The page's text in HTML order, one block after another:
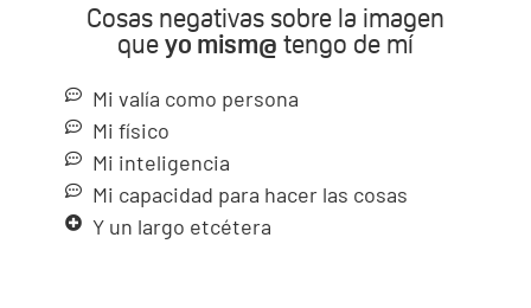
Cosas negativas sobre la imagen
queyo mism@ tengo de mí
Mi valía como persona
Mi físico
Mi inteligencia
Mi capacidad para hacer las cosas
Y un largo etcétera